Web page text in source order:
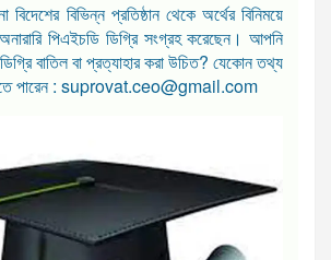
বিদেশের বিভিন্ন প্রতিষ্ঠান থেকে অর্থের বিনিময়ে
পিএইচডি ডিগ্রি সংগ্রহ করেছেন। আপনি
বাতিল বা প্রত্যাহার করা উচিত? যেকোন তথ্য
পারেন : suprovat.ceo@gmail.com